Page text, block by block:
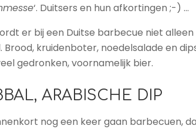
‘. Duitsers en hun afkortingen ;-) …
er bij een Duitse barbecue niet
Brood, kruidenboter, noedelsalade en
gedronken, voornamelijk bier.
ARABISCHE DIP
nog een keer gaan barbecuen,